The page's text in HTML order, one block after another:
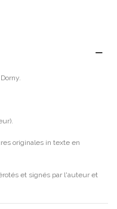
originales in texte en
et signés par l'auteur et